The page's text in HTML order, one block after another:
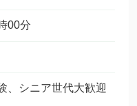
00分
、シニア世代大歓迎